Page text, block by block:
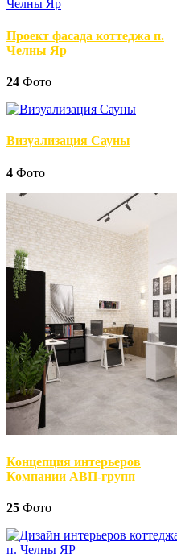
Проект фасада коттеджа п.
Челны Яр
24 Фото
Визуализация Сауны
4 Фото
Концепция интерьеров
Компании АВП-групп
25 Фото